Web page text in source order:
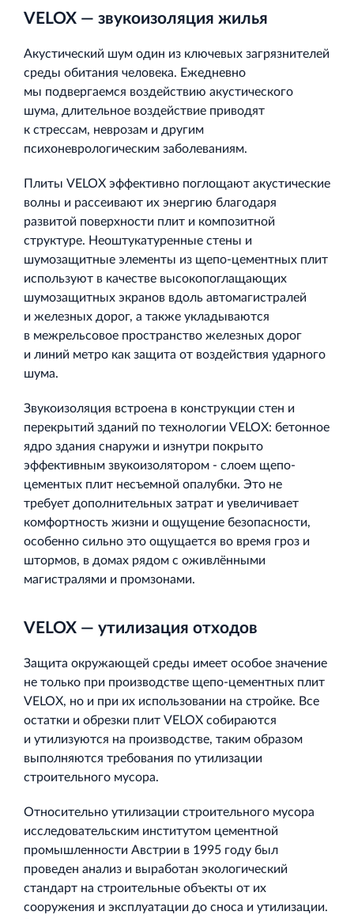
VELOX — звукоизоляция жилья
Акустический шум один из ключевых загрязнителей
среды обитания человека. Ежедневно
мы подвергаемся воздействию акустического
шума, длительное воздействие приводят
к стрессам, неврозам и другим
психоневрологическим заболеваниям.
Плиты VELOX эффективно поглощают акустические
волны и рассеивают их энергию благодаря
развитой поверхности плит и композитной
структуре. Неоштукатуренные стены и
шумозащитные элементы из щепо‐цементных плит
используют в качестве высокопоглащающих
шумозащитных экранов вдоль автомагистралей
и железных дорог, а также укладываются
в межрельсовое пространство железных дорог
и линий метро как защита от воздействия ударного
шума.
Звукоизоляция встроена в конструкции стен и
перекрытий зданий по технологии VELOX: бетонное
ядро здания снаружи и изнутри покрыто
эффективным звукоизолятором - слоем щепо‐
цементых плит несъемной опалубки. Это не
требует дополнительных затрат и увеличивает
комфортность жизни и ощущение безопасности,
особенно сильно это ощущается во время гроз и
штормов, в домах рядом с оживлёнными
магистралями и промзонами.
VELOX — утилизация отходов
Защита окружающей среды имеет особое значение
не только при производстве щепо‐цементных плит
VELOX, но и при их использовании на стройке. Все
остатки и обрезки плит VELOX собираются
и утилизуются на производстве, таким образом
выполняются требования по утилизации
строительного мусора.
Относительно утилизации строительного мусора
исследовательским институтом цементной
промышленности Австрии в 1995 году был
проведен анализ и выработан экологический
стандарт на строительные объекты от их
сооружения и эксплуатации до сноса и утилизации.